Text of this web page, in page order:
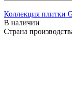
Коллекция плитки
В наличии
Страна